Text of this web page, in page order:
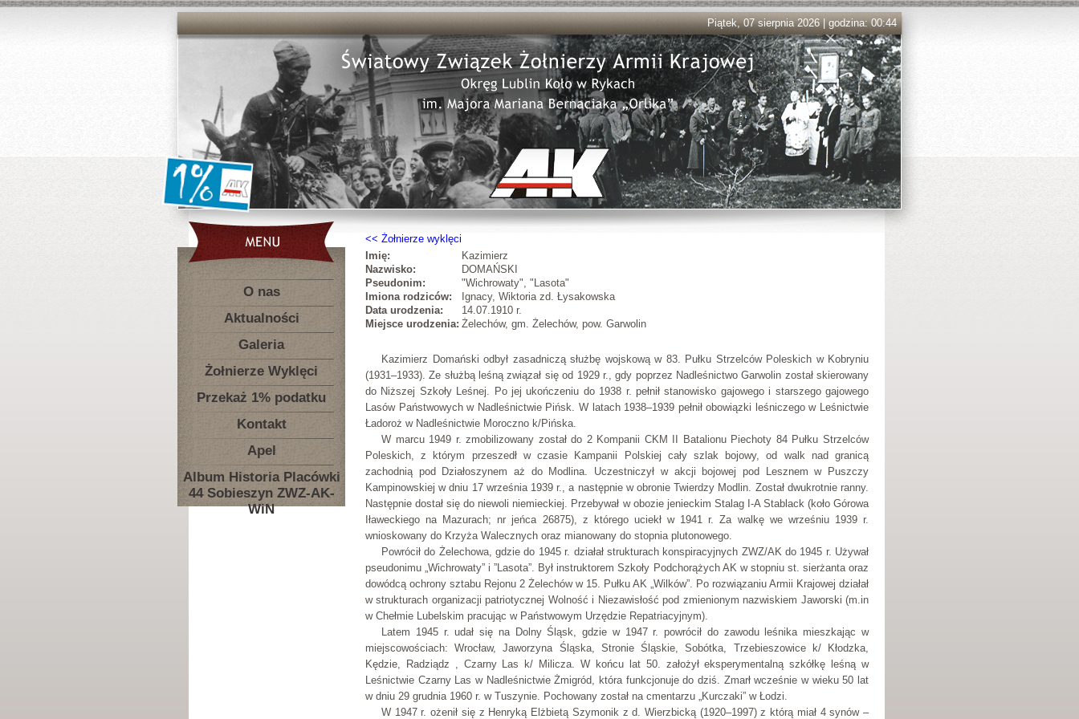
Piątek, 07 sierpnia 2026 | godzina: 00:44
O nas
Aktualności
Galeria
Żołnierze Wyklęci
Przekaż 1% podatku
Kontakt
Apel
Album Historia Placówki
44 Sobieszyn ZWZ-AK-
WiN
Żołnierze wyklęci
Imię:
Kazimierz
Nazwisko:
DOMAŃSKI
Pseudonim:
"Wichrowaty", "Lasota"
Imiona rodziców:
Ignacy, Wiktoria zd. Łysakowska
Data urodzenia:
14.07.1910 r.
Miejsce urodzenia: Żelechów, gm. Żelechów, pow. Garwolin
Kazimierz Domański odbył zasadniczą służbę wojskową w 83. Pułku Strzelców Poleskich w Kobryniu
(1931–1933). Ze służbą leśną związał się od 1929 r., gdy poprzez Nadleśnictwo Garwolin został skierowany
do Niższej Szkoły Leśnej. Po jej ukończeniu do 1938 r. pełnił stanowisko gajowego i starszego gajowego
Lasów Państwowych w Nadleśnictwie Pińsk. W latach 1938–1939 pełnił obowiązki leśniczego w Leśnictwie
Ładoroż w Nadleśnictwie Moroczno k/Pińska.
W marcu 1949 r. zmobilizowany został do 2 Kompanii CKM II Batalionu Piechoty 84 Pułku Strzelców
Poleskich, z którym przeszedł w czasie Kampanii Polskiej cały szlak bojowy, od walk nad granicą
zachodnią pod Działoszynem aż do Modlina. Uczestniczył w akcji bojowej pod Lesznem w Puszczy
Kampinowskiej w dniu 17 września 1939 r., a następnie w obronie Twierdzy Modlin. Został dwukrotnie ranny.
Następnie dostał się do niewoli niemieckiej. Przebywał w obozie jenieckim Stalag I-A Stablack (koło Górowa
Iławeckiego na Mazurach; nr jeńca 26875), z którego uciekł w 1941 r. Za walkę we wrześniu 1939 r.
wnioskowany do Krzyża Walecznych oraz mianowany do stopnia plutonowego.
Powrócił do Żelechowa, gdzie do 1945 r. działał strukturach konspiracyjnych ZWZ/AK do 1945 r. Używał
pseudonimu „Wichrowaty” i ”Lasota”. Był instruktorem Szkoły Podchorążych AK w stopniu st. sierżanta oraz
dowódcą ochrony sztabu Rejonu 2 Żelechów w 15. Pułku AK „Wilków”. Po rozwiązaniu Armii Krajowej działał
w strukturach organizacji patriotycznej Wolność i Niezawisłość pod zmienionym nazwiskiem Jaworski (m.in
w Chełmie Lubelskim pracując w Państwowym Urzędzie Repatriacyjnym).
Latem 1945 r. udał się na Dolny Śląsk, gdzie w 1947 r. powrócił do zawodu leśnika mieszkając w
miejscowościach: Wrocław, Jaworzyna Śląska, Stronie Śląskie, Sobótka, Trzebieszowice k/ Kłodzka,
Kędzie, Radziądz , Czarny Las k/ Milicza. W końcu lat 50. założył eksperymentalną szkółkę leśną w
Leśnictwie Czarny Las w Nadleśnictwie Żmigród, która funkcjonuje do dziś. Zmarł wcześnie w wieku 50 lat
w dniu 29 grudnia 1960 r. w Tuszynie. Pochowany został na cmentarzu „Kurczaki” w Łodzi.
W 1947 r. ożenił się z Henryką Elżbietą Szymonik z d. Wierzbicką (1920–1997) z którą miał 4 synów –